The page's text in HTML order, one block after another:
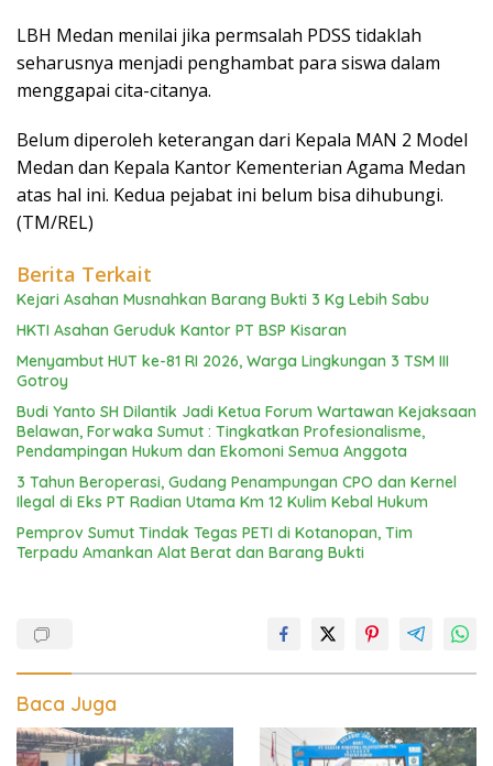
LBH Medan menilai jika permsalah PDSS tidaklah
seharusnya menjadi penghambat para siswa dalam
menggapai cita-citanya.
Belum diperoleh keterangan dari Kepala MAN 2 Model
Medan dan Kepala Kantor Kementerian Agama Medan
atas hal ini. Kedua pejabat ini belum bisa dihubungi.
(TM/REL)
Berita Terkait
Kejari Asahan Musnahkan Barang Bukti 3 Kg Lebih Sabu
HKTI Asahan Geruduk Kantor PT BSP Kisaran
Menyambut HUT ke-81 RI 2026, Warga Lingkungan 3 TSM III
Gotroy
Budi Yanto SH Dilantik Jadi Ketua Forum Wartawan Kejaksaan
Belawan, Forwaka Sumut : Tingkatkan Profesionalisme,
Pendampingan Hukum dan Ekomoni Semua Anggota
3 Tahun Beroperasi, Gudang Penampungan CPO dan Kernel
Ilegal di Eks PT Radian Utama Km 12 Kulim Kebal Hukum
Pemprov Sumut Tindak Tegas PETI di Kotanopan, Tim
Terpadu Amankan Alat Berat dan Barang Bukti
Baca Juga